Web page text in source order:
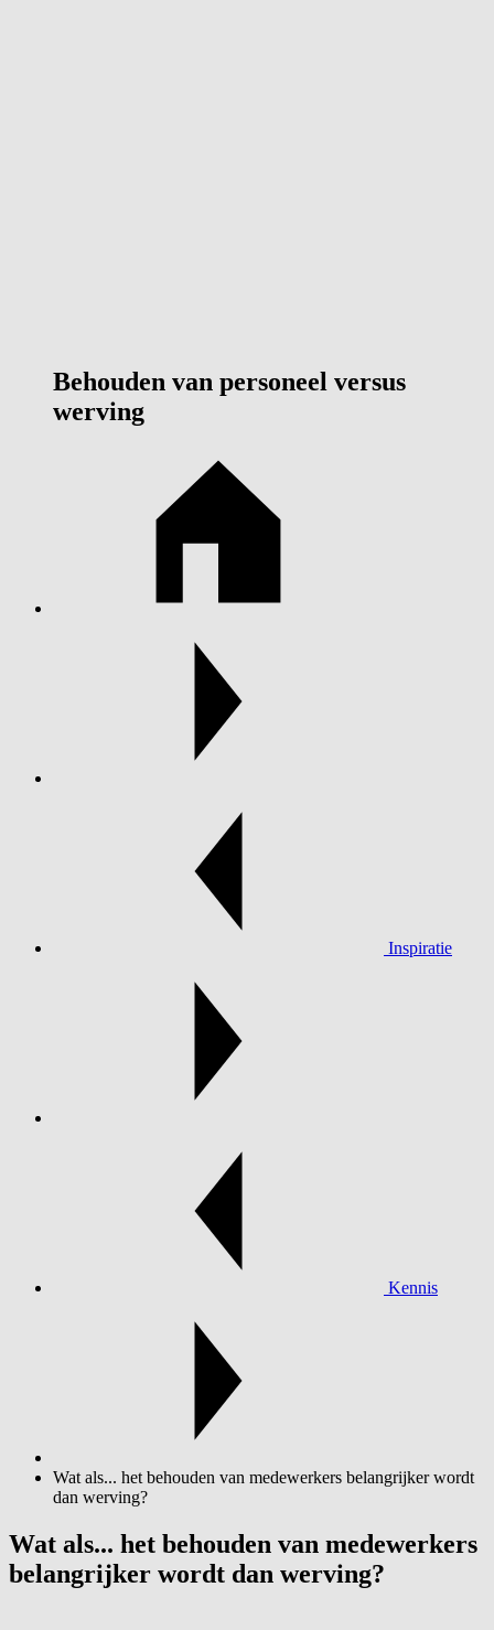
Behouden van personeel versus
werving
Inspiratie
Kennis
Wat als... het behouden van medewerkers belangrijker wordt
dan werving?
Wat als... het behouden van medewerkers
belangrijker wordt dan werving?